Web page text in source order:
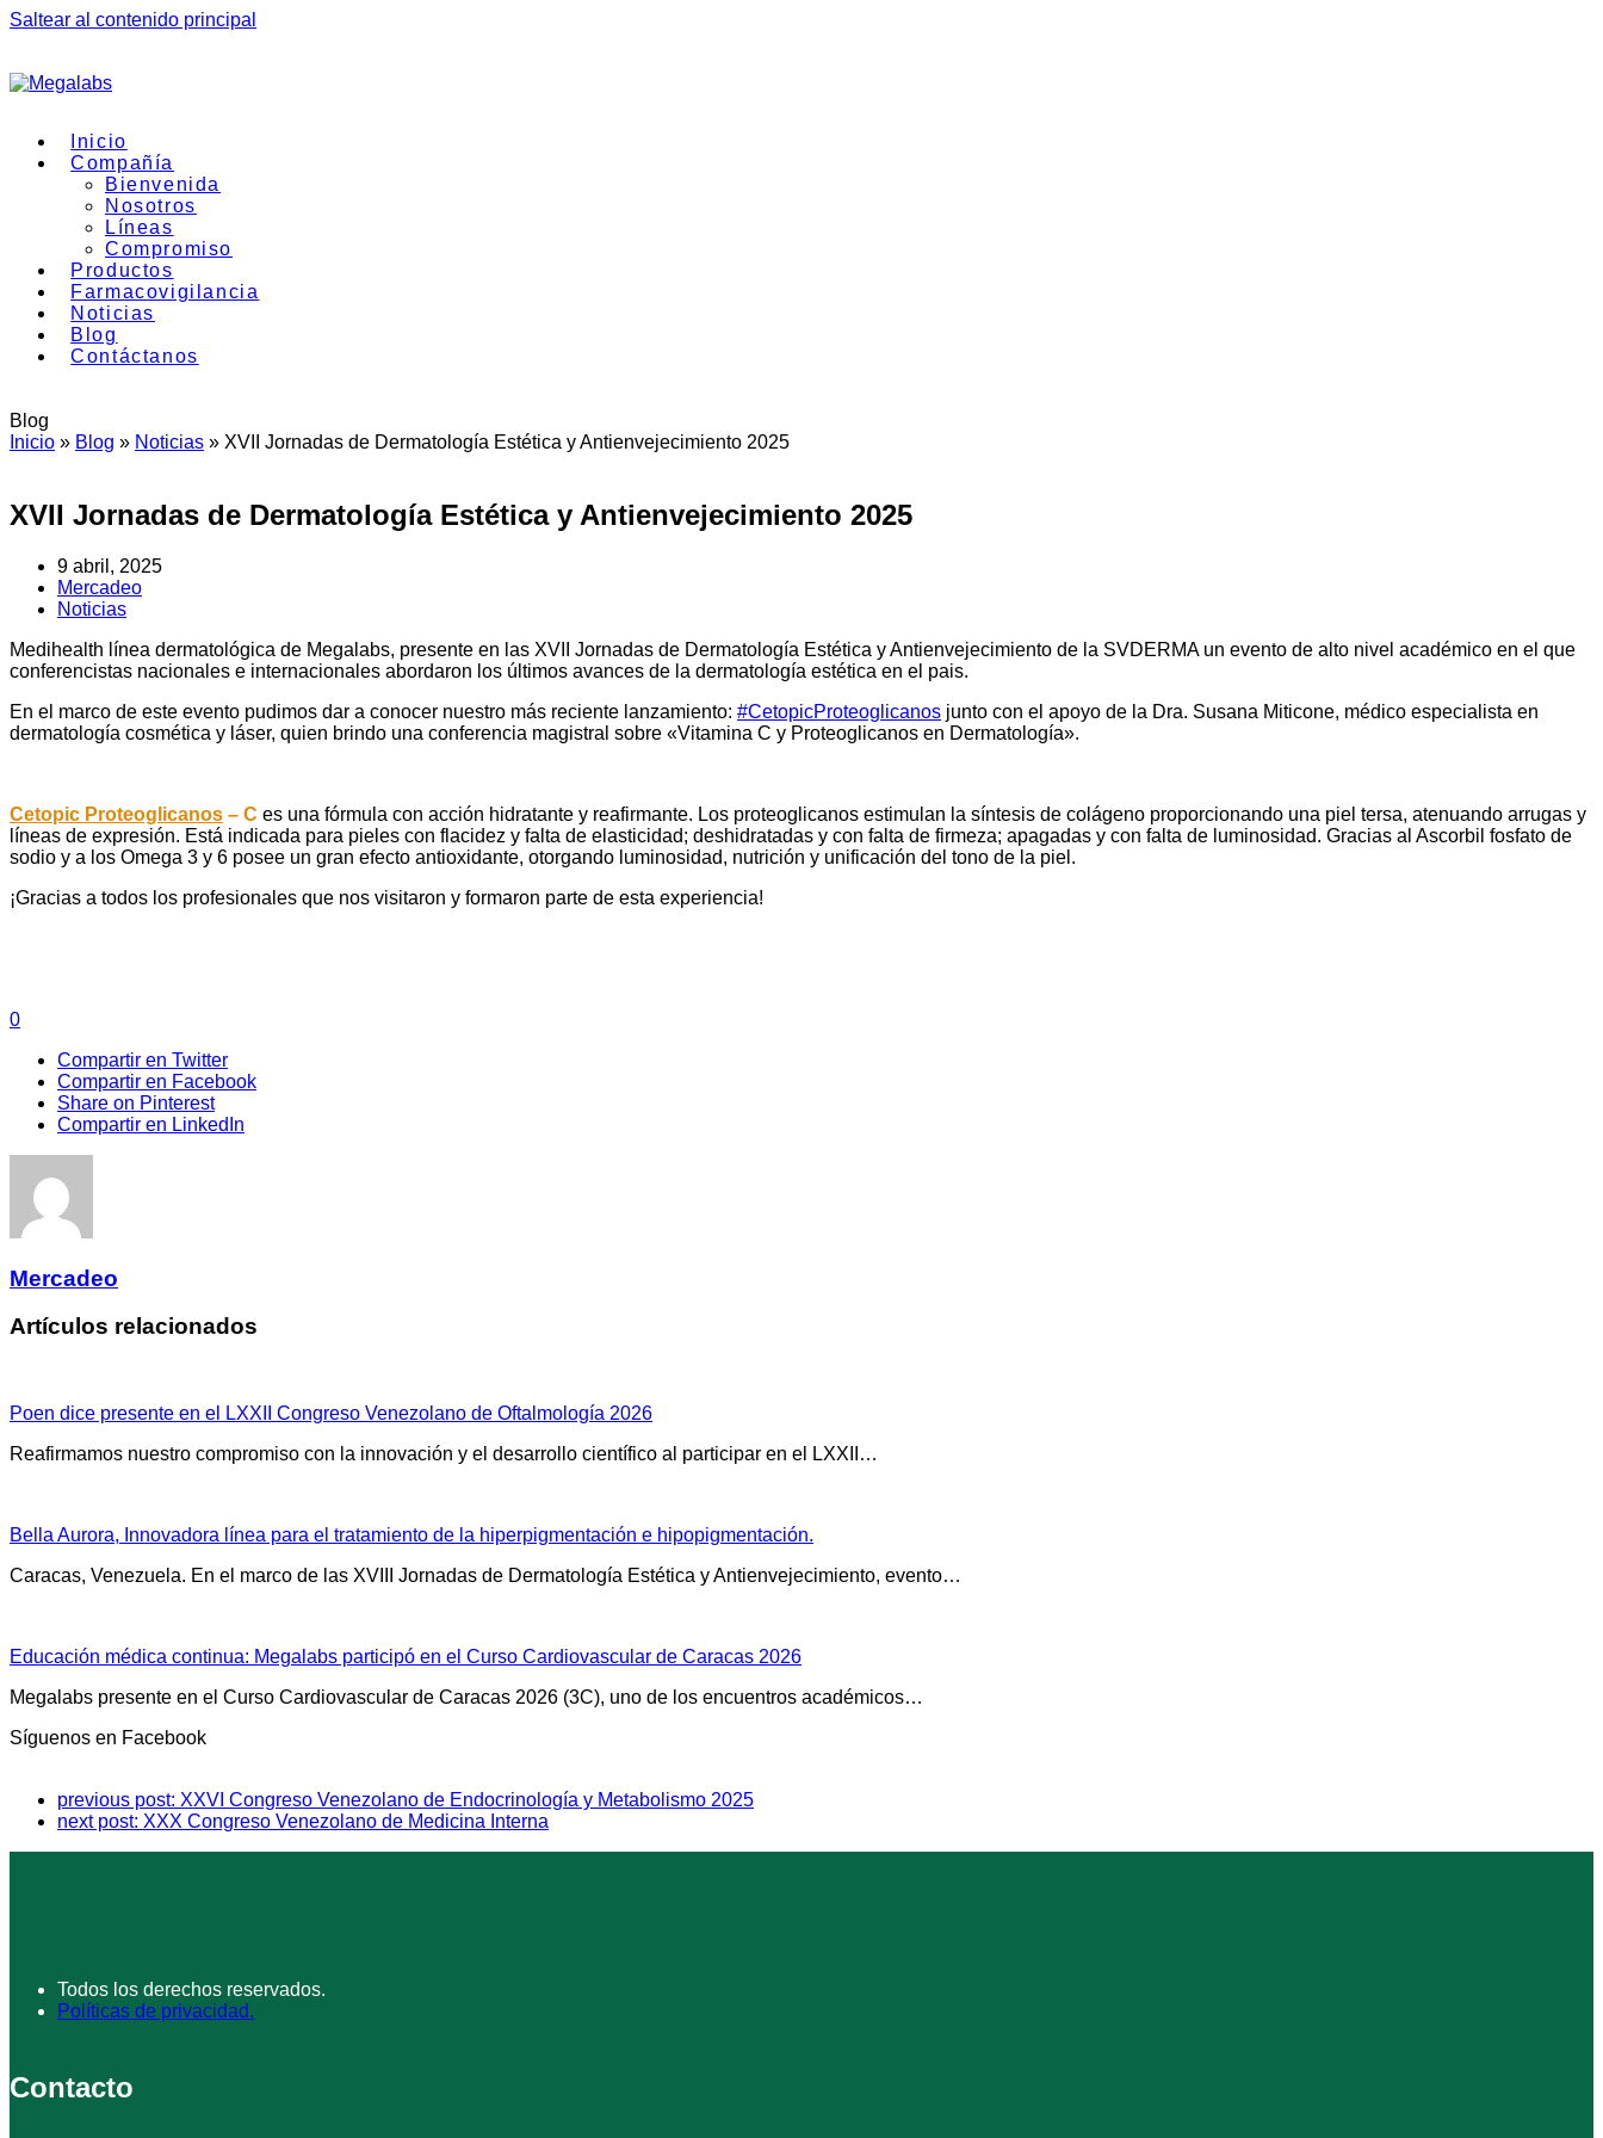
Saltear al contenido principal
Inicio
Compañía
Bienvenida
Nosotros
Líneas
Compromiso
Productos
Farmacovigilancia
Noticias
Blog
Contáctanos
Blog
Inicio » Blog » Noticias » XVII Jornadas de Dermatología Estética y Antienvejecimiento 2025
XVII Jornadas de Dermatología Estética y Antienvejecimiento 2025
9 abril, 2025
Mercadeo
Noticias
Medihealth línea dermatológica de Megalabs, presente en las XVII Jornadas de Dermatología Estética y Antienvejecimiento de la SVDERMA un evento de alto nivel académico en el que
conferencistas nacionales e internacionales abordaron los últimos avances de la dermatología estética en el pais.
En el marco de este evento pudimos dar a conocer nuestro más reciente lanzamiento: #CetopicProteoglicanos junto con el apoyo de la Dra. Susana Miticone, médico especialista en
dermatología cosmética y láser, quien brindo una conferencia magistral sobre «Vitamina C y Proteoglicanos en Dermatología».
Cetopic Proteoglicanos – C es una fórmula con acción hidratante y reafirmante. Los proteoglicanos estimulan la síntesis de colágeno proporcionando una piel tersa, atenuando arrugas y
líneas de expresión. Está indicada para pieles con flacidez y falta de elasticidad; deshidratadas y con falta de firmeza; apagadas y con falta de luminosidad. Gracias al Ascorbil fosfato de
sodio y a los Omega 3 y 6 posee un gran efecto antioxidante, otorgando luminosidad, nutrición y unificación del tono de la piel.
¡Gracias a todos los profesionales que nos visitaron y formaron parte de esta experiencia!
0
Compartir en Twitter
Compartir en Facebook
Share on Pinterest
Compartir en LinkedIn
Mercadeo
Artículos relacionados
Poen dice presente en el LXXII Congreso Venezolano de Oftalmología 2026
Reafirmamos nuestro compromiso con la innovación y el desarrollo científico al participar en el LXXII…
Bella Aurora, Innovadora línea para el tratamiento de la hiperpigmentación e hipopigmentación.
Caracas, Venezuela. En el marco de las XVIII Jornadas de Dermatología Estética y Antienvejecimiento, evento…
Educación médica continua: Megalabs participó en el Curso Cardiovascular de Caracas 2026
Megalabs presente en el Curso Cardiovascular de Caracas 2026 (3C), uno de los encuentros académicos…
Síguenos en Facebook
previous post: XXVI Congreso Venezolano de Endocrinología y Metabolismo 2025
next post: XXX Congreso Venezolano de Medicina Interna
Todos los derechos reservados.
Políticas de privacidad.
Contacto